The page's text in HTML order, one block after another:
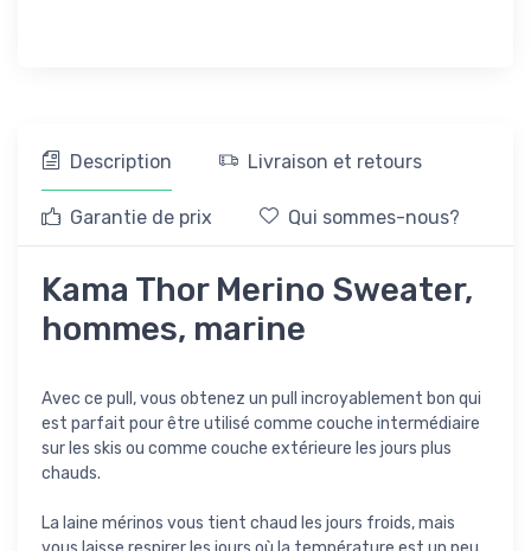
Description Livraison et retours
Garantie de prix Qui sommes-nous?
Kama Thor Merino Sweater,
hommes, marine
Avec ce pull, vous obtenez un pull incroyablement bon qui
est parfait pour être utilisé comme couche intermédiaire
sur les skis ou comme couche extérieure les jours plus
chauds.
La laine mérinos vous tient chaud les jours froids, mais